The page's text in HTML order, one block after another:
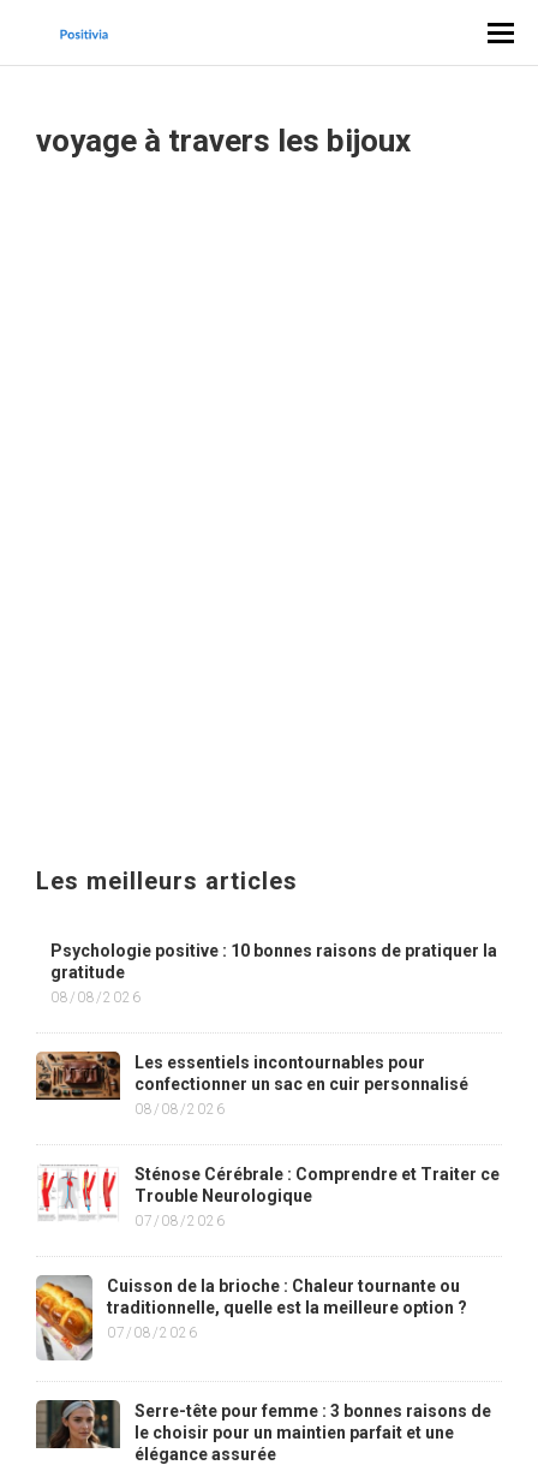
voyage à travers les bijoux
Les meilleurs articles
Psychologie positive : 10 bonnes raisons de pratiquer la
gratitude
08/08/2026
Les essentiels incontournables pour
confectionner un sac en cuir personnalisé
08/08/2026
Sténose Cérébrale : Comprendre et Traiter ce
Trouble Neurologique
07/08/2026
Cuisson de la brioche : Chaleur tournante ou
traditionnelle, quelle est la meilleure option ?
07/08/2026
Serre-tête pour femme : 3 bonnes raisons de
le choisir pour un maintien parfait et une
élégance assurée